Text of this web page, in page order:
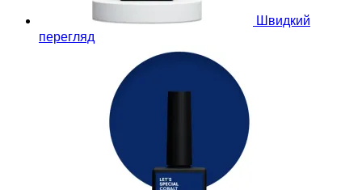
Швидкий
перегляд